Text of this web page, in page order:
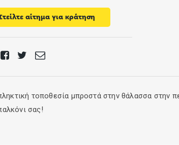
αίτημα για κράτηση
Share
on
TweetSend
E-
τοποθεσία μπροστά στην θάλασσα στην
σας!